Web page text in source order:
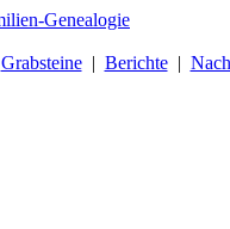
Grabsteine| Berichte|